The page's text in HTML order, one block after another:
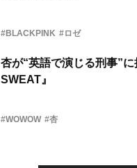
#BLACKPINK #ロゼ
杏が“英語で演じる刑事”
SWEAT』
#WOWOW #杏